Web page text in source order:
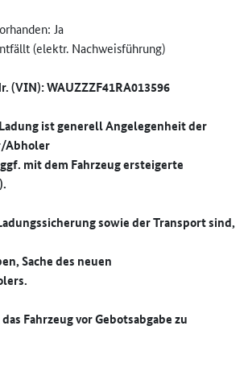
Ja
(elektr. Nachweisführung)
(VIN): WAUZZZF41RA013596
ist generell Angelegenheit der
Abholer
mit dem Fahrzeug ersteigerte
sowie der Transport sind,
Sache des neuen
Fahrzeug vor Gebotsabgabe zu